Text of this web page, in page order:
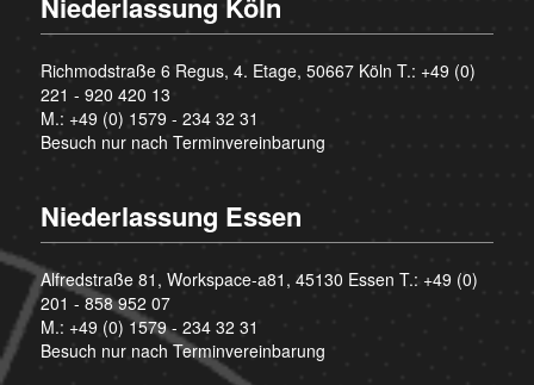
Richmodstraße 6 Regus, 4. Etage, 50667 Köln T.: +49 (0)
221 - 920 420 13
M.: +49 (0) 1579 - 234 32 31
Besuch nur nach Terminvereinbarung
Niederlassung Essen
Alfredstraße 81, Workspace-a81, 45130 Essen T.: +49 (0)
201 - 858 952 07
M.: +49 (0) 1579 - 234 32 31
Besuch nur nach Terminvereinbarung